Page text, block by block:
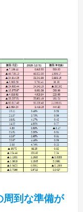
到な準備が